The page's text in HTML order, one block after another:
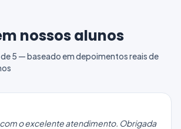
nossos alunos
5 — baseado em depoimentos reais de
o excelente atendimento. Obrigada